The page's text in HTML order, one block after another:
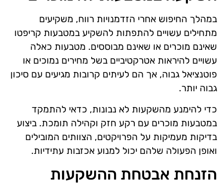
במהלך החיפוש אחרי הזדמנויות רווח, משקיעים
מתחילים עשויים להתפתות להשקיע במטבעות קריפטו
שאינם מוכרים או שאינם מבוססים. מטבעות כאלה
עשויים להיראות אטרקטיביים בשל מחירים נמוכים או
פוטנציאל גבוה, אך הם לעיתים קרובות מגיעים עם סיכון
גבוה יותר.
כדי להימנע מהשקעות לא נבונות, כדאי להתמקד
במטבעות מוכרים עם רקע חזק וקהילה תומכת. ביצוע
בדיקות מעמיקות על הפרויקטים, הצוותים המובילים
ואופן הפעולה שלהם יכול למנוע אכזבות עתידיות.
הזנחת אבטחת ההשקעות